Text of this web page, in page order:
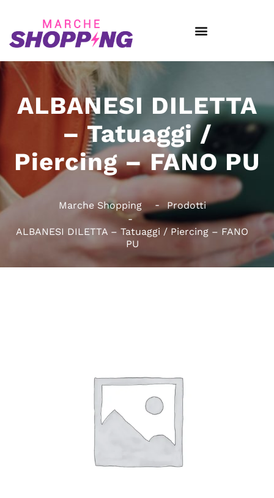
ALBANESI DILETTA
– Tatuaggi /
Piercing – FANO PU
Marche Shopping Prodotti
ALBANESI DILETTA – Tatuaggi / Piercing – FANO
PU